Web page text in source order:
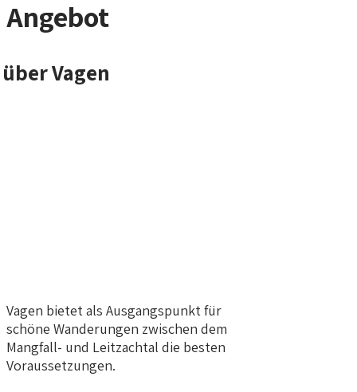
Angebot
Vagen bietet als Ausgangspunkt für
schöne Wanderungen zwischen dem
Mangfall- und Leitzachtal die besten
Voraussetzungen.